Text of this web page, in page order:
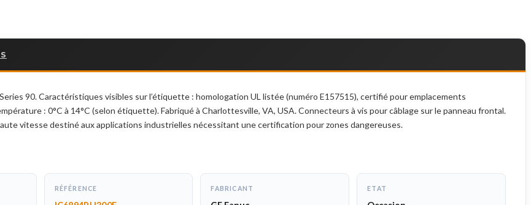
90. Caractéristiques visibles sur l’étiquette : homologation UL listée (numéro E157515), certifié pour emplacements
: 0°C à 14°C (selon étiquette). Fabriqué à Charlottesville, VA, USA. Connecteurs à vis pour câblage sur le panneau frontal.
vitesse destiné aux applications industrielles nécessitant une certification pour zones dangereuses.
RÉFÉRENCE FABRICANT ETAT